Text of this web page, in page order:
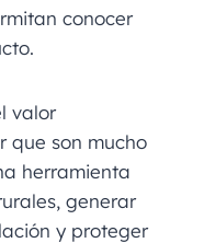
conocer
valor
que son mucho
herramienta
generar
y proteger